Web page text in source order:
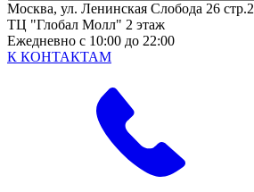
Москва, ул. Ленинская Слобода 26 стр.2
ТЦ "Глобал Молл" 2 этаж
Ежедневно с 10:00 до 22:00
К КОНТАКТАМ